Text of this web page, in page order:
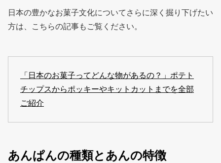
日本の豊かなお菓子文化についてさらに深く掘り下げたい
方は、こちらの記事もご覧ください。
「日本のお菓子ってどんな物があるの？」ポテト
チップスからポッキーやキットカットまでを全部
ご紹介
あんぱんの種類とあんの特徴